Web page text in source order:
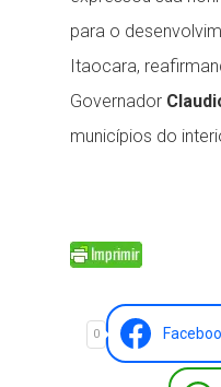
para o
Itaocara,
Governador
municípios do
0